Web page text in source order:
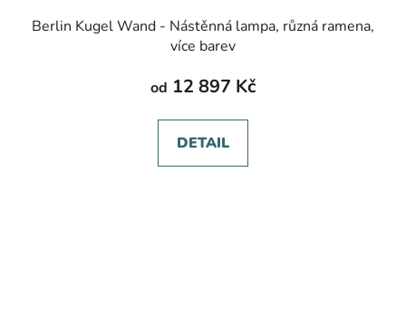
Berlin Kugel Wand - Nástěnná lampa, různá ramena,
více barev
od 12 897 Kč
DETAIL